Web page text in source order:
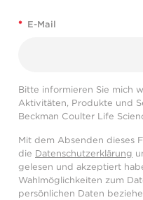
* E-Mail
Bitte informieren Sie mich
Aktivitäten, Produkte und
Beckman Coulter Life
Mit dem Absenden dieses
die Datenschutzerklärung
gelesen und akzeptiert
Wahlmöglichkeiten zum
persönlichen Daten